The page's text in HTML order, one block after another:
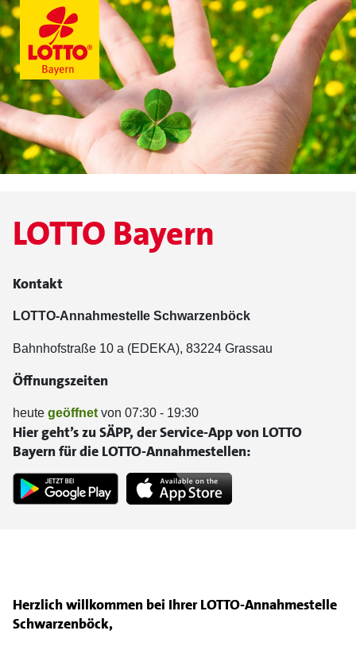
Herzlich willkommen bei Ihrer LOTTO-Annahmestelle
Schwarzenböck,
LOTTO Bayern
Kontakt
LOTTO-Annahmestelle Schwarzenböck
Bahnhofstraße 10 a (EDEKA), 83224 Grassau
Öffnungszeiten
heute geöffnet von 07:30 - 19:30
Hier geht’s zu SÄPP, der Service-App von LOTTO
Bayern für die LOTTO-Annahmestellen: